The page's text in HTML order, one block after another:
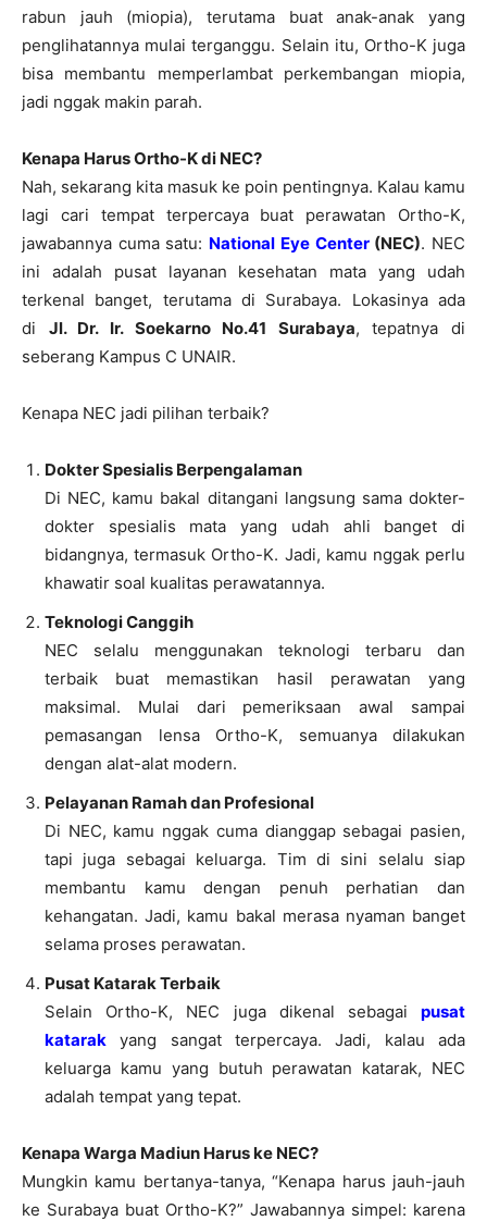
rabun jauh (miopia), terutama buat anak-anak yang
penglihatannya mulai terganggu. Selain itu, Ortho-K juga
bisa membantu memperlambat perkembangan miopia,
jadi nggak makin parah.
Kenapa Harus Ortho-K di NEC?
Nah, sekarang kita masuk ke poin pentingnya. Kalau kamu
lagi cari tempat terpercaya buat perawatan Ortho-K,
jawabannya cuma satu: National Eye Center(NEC). NEC
ini adalah pusat layanan kesehatan mata yang udah
terkenal banget, terutama di Surabaya. Lokasinya ada
di Jl. Dr. Ir. Soekarno No.41 Surabaya, tepatnya di
seberang Kampus C UNAIR.
Kenapa NEC jadi pilihan terbaik?
Dokter Spesialis Berpengalaman
Di NEC, kamu bakal ditangani langsung sama dokter-
dokter spesialis mata yang udah ahli banget di
bidangnya, termasuk Ortho-K. Jadi, kamu nggak perlu
khawatir soal kualitas perawatannya.
Teknologi Canggih
NEC selalu menggunakan teknologi terbaru dan
terbaik buat memastikan hasil perawatan yang
maksimal. Mulai dari pemeriksaan awal sampai
pemasangan lensa Ortho-K, semuanya dilakukan
dengan alat-alat modern.
Pelayanan Ramah dan Profesional
Di NEC, kamu nggak cuma dianggap sebagai pasien,
tapi juga sebagai keluarga. Tim di sini selalu siap
membantu kamu dengan penuh perhatian dan
kehangatan. Jadi, kamu bakal merasa nyaman banget
selama proses perawatan.
Pusat Katarak Terbaik
Selain Ortho-K, NEC juga dikenal sebagai pusat
katarak yang sangat terpercaya. Jadi, kalau ada
keluarga kamu yang butuh perawatan katarak, NEC
adalah tempat yang tepat.
Kenapa Warga Madiun Harus ke NEC?
Mungkin kamu bertanya-tanya, “Kenapa harus jauh-jauh
ke Surabaya buat Ortho-K?” Jawabannya simpel: karena